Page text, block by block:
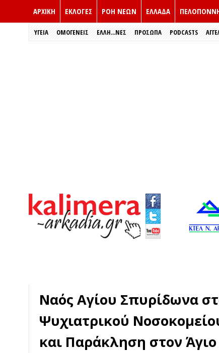
ΑΡΧΙΚΗ ΕΚΛΟΓΈΣ ΡΟΗ ΝΕΩΝ ΕΛΛΑΔΑ
ΥΓΕΙΑ ΟΜΟΓΕΝΕΙΣ ΈΛΛΗ...ΝΕΣ ΠΡΌΣΩΠΑ PODCASTS
Ναός Αγίου Σπυρίδωνα
Ψυχιατρικού
και Παράκληση στον